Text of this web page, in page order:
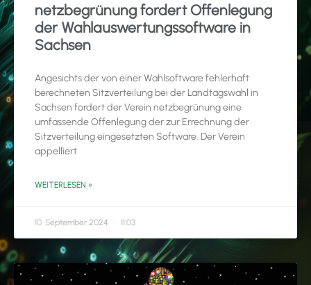
netzbegrünung fordert Offenlegung
der Wahlauswertungssoftware in
Sachsen
Angesichts der von einer Wahlsoftware fehlerhaft
berechneten Sitzverteilung bei der Landtagswahl in
Sachsen fordert der Verein netzbegrünung eine
umfassende Offenlegung der zur Errechnung der
Sitzverteilung eingesetzten Software. Der Verein
appelliert
WEITERLESEN »
10. September 2024 11:03